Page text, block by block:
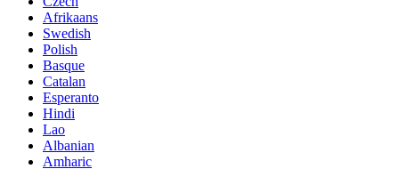
Afrikaans
Swedish
Polish
Basque
Catalan
Esperanto
Hindi
Lao
Albanian
Amharic